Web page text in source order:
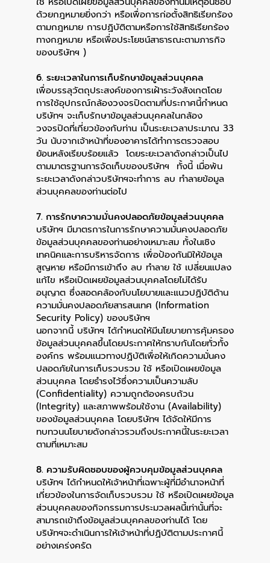
ด้วยกฎหมายยิ่งกว่า หรือเพื่อการก่อตั้งสิทธิเรียกร้อง
ตามกฎหมาย การปฏิบัติตามหรือการใช้สิทธิเรียกร้อง
ทางกฎหมาย หรือเพื่อประโยชน์สาธารณะตามภารกิจ
ของบริษัทฯ )
6. ระยะเวลาในการเก็บรักษาข้อมูลส่วนบุคคล
เพื่อบรรลุวัตถุประสงค์ของการเฝ้าระวังสังเกตโดย
การใช้อุปกรณ์กล้องวงจรปิดตามที่ประกาศนี้กำหนด
บริษัทฯ จะเก็บรักษาข้อมูลส่วนบุคคลในกล้อง
วงจรปิดที่เกี่ยวข้องกับท่าน เป็นระยะเวลาประมาณ 33
วัน นับจากเจ้าหน้าที่ของอาคารได้ทำการตรวจสอบ
ย้อนหลังเรียบร้อยแล้ว โดยระยะเวลาดังกล่าวเป็นไป
ตามมาตรฐานการจัดเก็บของบริษัทฯ ทั้งนี้ เมื่อพ้น
ระยะเวลาดังกล่าวบริษัทฯจะทำการ ลบ ทำลายข้อมูล
ส่วนบุคคลของท่านต่อไป
7. การรักษาความมั่นคงปลอดภัยข้อมูลส่วนบุคคล
บริษัทฯ มีมาตรการในการรักษาความมั่นคงปลอดภัย
ข้อมูลส่วนบุคคลของท่านอย่างเหมาะสม ทั้งในเชิง
เทคนิคและการบริหารจัดการ เพื่อป้องกันมิให้ข้อมูล
สูญหาย หรือมีการเข้าถึง ลบ ทำลาย ใช้ เปลี่ยนแปลง
แก้ไข หรือเปิดเผยข้อมูลส่วนบุคคลโดยไม่ได้รับ
อนุญาต ซึ่งสอดคล้องกับนโยบายและแนวปฏิบัติด้าน
ความมั่นคงปลอดภัยสารสนเทศ (Information
Security Policy) ของบริษัทฯ
นอกจากนี้ บริษัทฯ ได้กำหนดให้มีนโยบายการคุ้มครอง
ข้อมูลส่วนบุคคลขึ้นโดยประกาศให้ทราบกันโดยทั่วทั้ง
องค์กร พร้อมแนวทางปฏิบัติเพื่อให้เกิดความมั่นคง
ปลอดภัยในการเก็บรวบรวม ใช้ หรือเปิดเผยข้อมูล
ส่วนบุคคล โดยธำรงไว้ซึ่งความเป็นความลับ
(Confidentiality) ความถูกต้องครบถ้วน
(Integrity) และสภาพพร้อมใช้งาน (Availability)
ของข้อมูลส่วนบุคคล โดยบริษัทฯ ได้จัดให้มีการ
ทบทวนนโยบายดังกล่าวรวมถึงประกาศนี้ในระยะเวลา
ตามที่เหมาะสม
8. ความรับผิดชอบของผู้ควบคุมข้อมูลส่วนบุคคล
บริษัทฯ ได้กำหนดให้เจ้าหน้าที่เฉพาะผู้ที่มีอำนาจหน้าที่
เกี่ยวข้องในการจัดเก็บรวบรวม ใช้ หรือเปิดเผยข้อมูล
ส่วนบุคคลของกิจกรรมการประมวลผลนี้เท่านั้นที่จะ
สามารถเข้าถึงข้อมูลส่วนบุคคลของท่านได้ โดย
บริษัทฯจะดำเนินการให้เจ้าหน้าที่ปฏิบัติตามประกาศนี้
อย่างเคร่งครัด